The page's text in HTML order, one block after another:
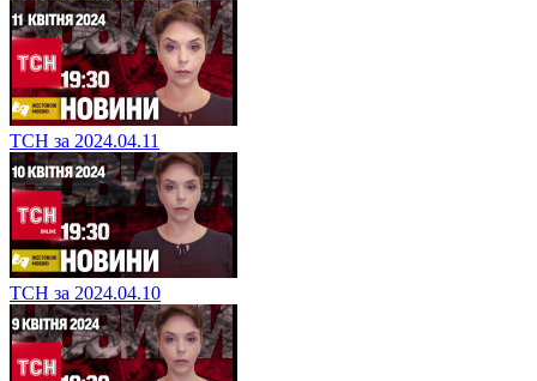
ТСН за 2024.04.11
ТСН за 2024.04.10